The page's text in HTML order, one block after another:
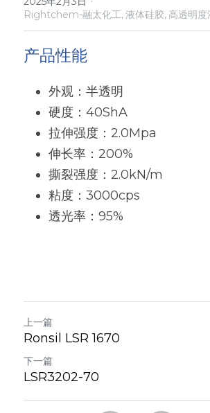
电子粘接与密封
有机硅凝胶及液体硅胶
食品/纺织/工业/医疗用助剂
杀菌防腐和罐内保护剂
增稠剂和分散剂
纺织助剂
消泡剂
光稳定剂和抗氧化剂
白炭黑
粉末涂料树脂
硅油
有机硅定制
最新发布
简体中文
English
联系我们
Rightchem-融太化工,液体硅胶, 高透明
产品性能
外观：半透明
硬度：40ShA
拉伸强度：2.0Mpa
伸长率：200%
撕裂强度：2.0kN/m
粘度：3000cps
透光率：95%
上一篇
Ronsil LSR 1670
下一篇
LSR3202-70